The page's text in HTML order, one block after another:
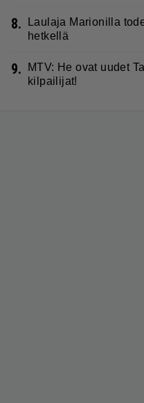
8.
Laulaja Marionilla
hetkellä
9.
MTV: He ovat uudet
kilpailijat!